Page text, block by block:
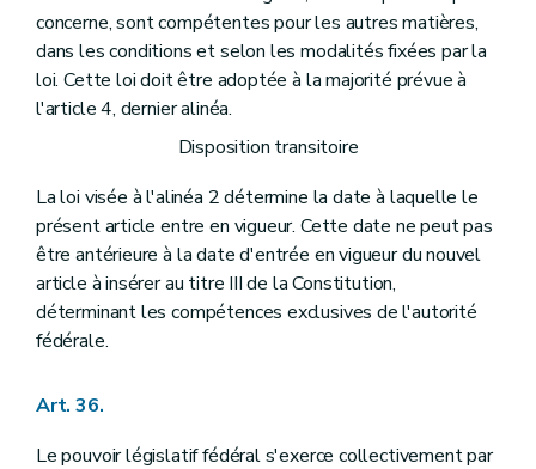
concerne, sont compétentes pour les autres matières,
dans les conditions et selon les modalités fixées par la
loi. Cette loi doit être adoptée à la majorité prévue à
l'article 4, dernier alinéa.
Disposition transitoire
La loi visée à l'alinéa 2 détermine la date à laquelle le
présent article entre en vigueur. Cette date ne peut pas
être antérieure à la date d'entrée en vigueur du nouvel
article à insérer au titre III de la Constitution,
déterminant les compétences exclusives de l'autorité
fédérale.
Art. 36.
Le pouvoir législatif fédéral s'exerce collectivement par